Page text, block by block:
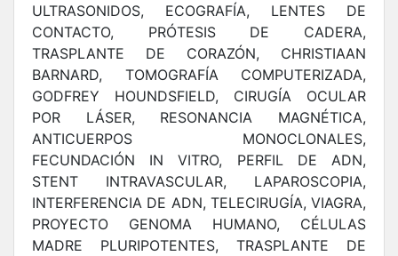
ULTRASONIDOS, ECOGRAFÍA, LENTES DE
CONTACTO, PRÓTESIS DE CADERA,
TRASPLANTE DE CORAZÓN, CHRISTIAAN
BARNARD, TOMOGRAFÍA COMPUTERIZADA,
GODFREY HOUNDSFIELD, CIRUGÍA OCULAR
POR LÁSER, RESONANCIA MAGNÉTICA,
ANTICUERPOS MONOCLONALES,
FECUNDACIÓN IN VITRO, PERFIL DE ADN,
STENT INTRAVASCULAR, LAPAROSCOPIA,
INTERFERENCIA DE ADN, TELECIRUGÍA, VIAGRA,
PROYECTO GENOMA HUMANO, CÉLULAS
MADRE PLURIPOTENTES, TRASPLANTE DE